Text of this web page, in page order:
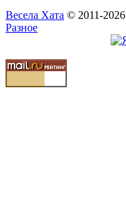
Весела Хата © 2011-2026
Разное